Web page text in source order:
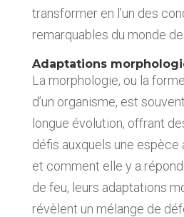
transformer en l’un des
remarquables du monde
Adaptations
La morphologie, ou la
d’un organisme, est
longue évolution, offrant
défis auxquels une
et comment elle y a
de feu, leurs adaptations
révèlent un mélange de